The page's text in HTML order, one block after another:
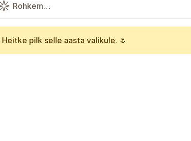
Rohkem…
Heitke pilk selle aasta valikule. 🌷